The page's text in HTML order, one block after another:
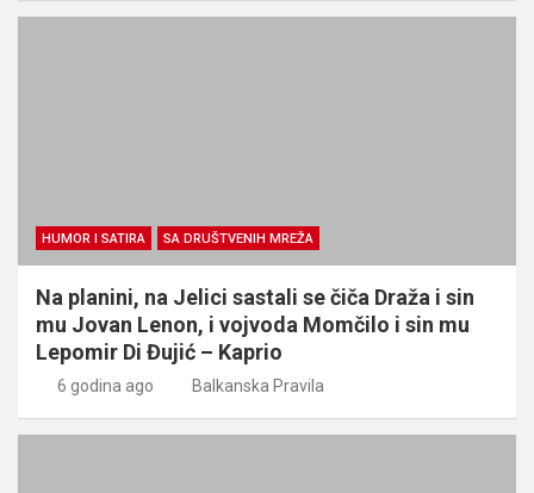
HUMOR I SATIRA SA DRUŠTVENIH MREŽA
Na planini, na Jelici sastali se čiča Draža i sin
mu Jovan Lenon, i vojvoda Momčilo i sin mu
Lepomir Di Đujić – Kaprio
6 godina ago Balkanska Pravila